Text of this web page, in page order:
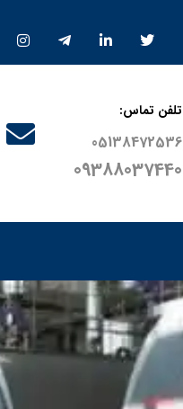
تلفن تماس:
05138472536
09388037440